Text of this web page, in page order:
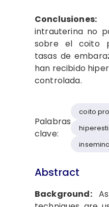
Conclusiones:
intrauterina no
sobre el coito
tasas de
han recibido
controlada.
Palabras
clave:
coito
Abstract
Background: